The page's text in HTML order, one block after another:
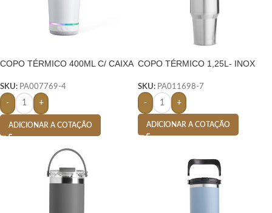
COPO TÉRMICO 400ML C/ CAIXA
SKU: PA007769-4
- +
ADICIONAR A COTAÇÃO
COPO TÉRMICO 1,25L- INOX
SKU: PA011698-7
- +
ADICIONAR A COTAÇÃO